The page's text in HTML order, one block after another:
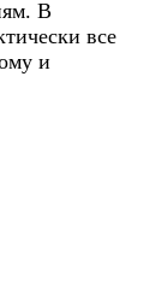
В
все
и